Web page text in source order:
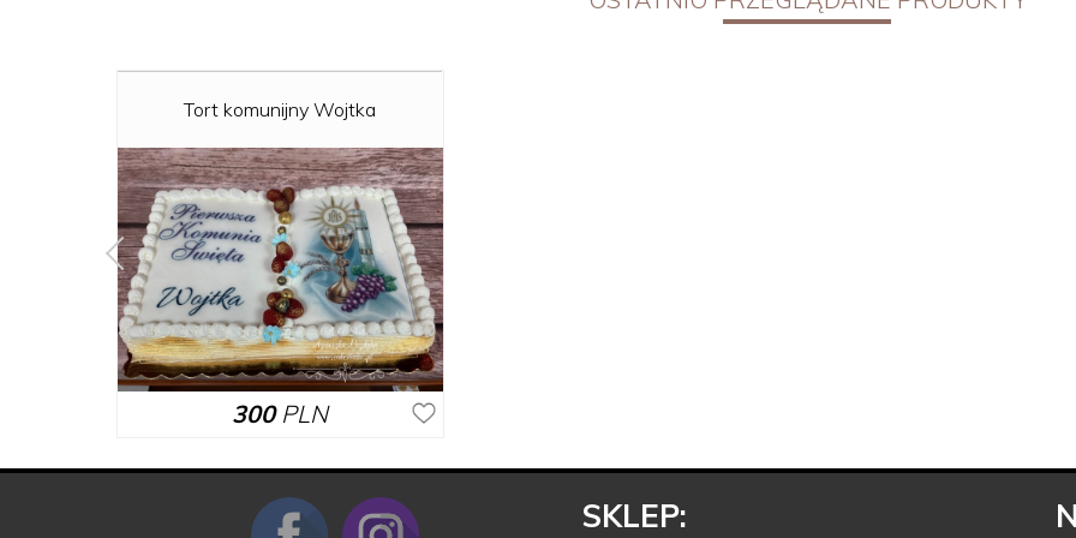
Tort komunijny Wojtka
300PLN
SKLEP: